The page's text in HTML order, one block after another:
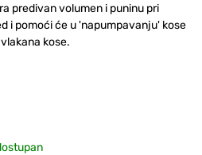
predivan volumen i puninu pri
i pomoći će u 'napumpavanju' kose
kose.